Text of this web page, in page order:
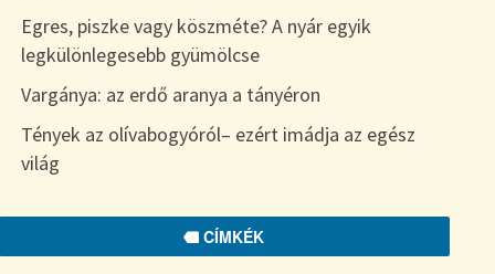
Egres, piszke vagy köszméte? A nyár egyik
legkülönlegesebb gyümölcse
Vargánya: az erdő aranya a tányéron
Tények az olívabogyóról– ezért imádja az egész
világ
CÍMKÉK